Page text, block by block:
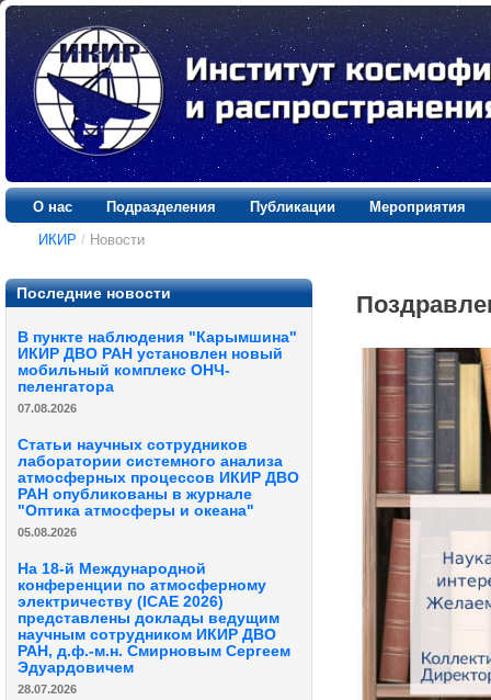
О нас Подразделения Публикации
Мероприятия
ИКИР / Новости
Последние новости
В пункте наблюдения "Карымшина"
ИКИР ДВО РАН установлен новый
мобильный комплекс ОНЧ-
пеленгатора
07.08.2026
Статьи научных сотрудников
лаборатории системного анализа
атмосферных процессов ИКИР ДВО
РАН опубликованы в журнале
"Оптика атмосферы и океана"
05.08.2026
На 18-й Международной
конференции по атмосферному
электричеству (ICAE 2026)
представлены доклады ведущим
научным сотрудником ИКИР ДВО
РАН, д.ф.-м.н. Смирновым Сергеем
Эдуардовичем
28.07.2026